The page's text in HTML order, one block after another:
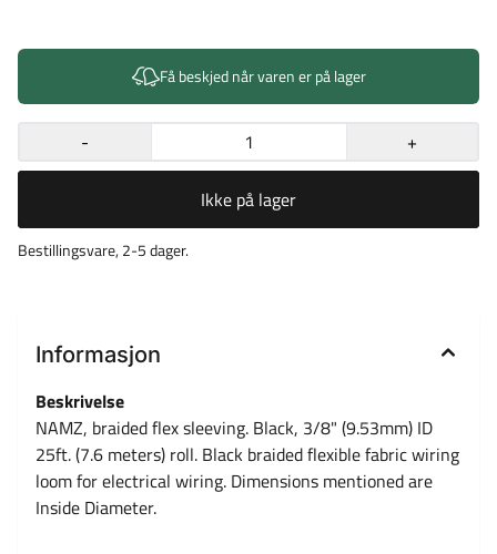
Få beskjed når varen er på lager
- +
Ikke på lager
Bestillingsvare, 2-5 dager.
Informasjon
Beskrivelse
NAMZ, braided flex sleeving. Black, 3/8" (9.53mm) ID
25ft. (7.6 meters) roll. Black braided flexible fabric wiring
loom for electrical wiring. Dimensions mentioned are
Inside Diameter.